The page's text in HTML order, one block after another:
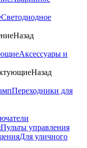
Светодиодное
Назад
Аксессуары и
Назад
Переходники для
Пульты управления
Для уличного